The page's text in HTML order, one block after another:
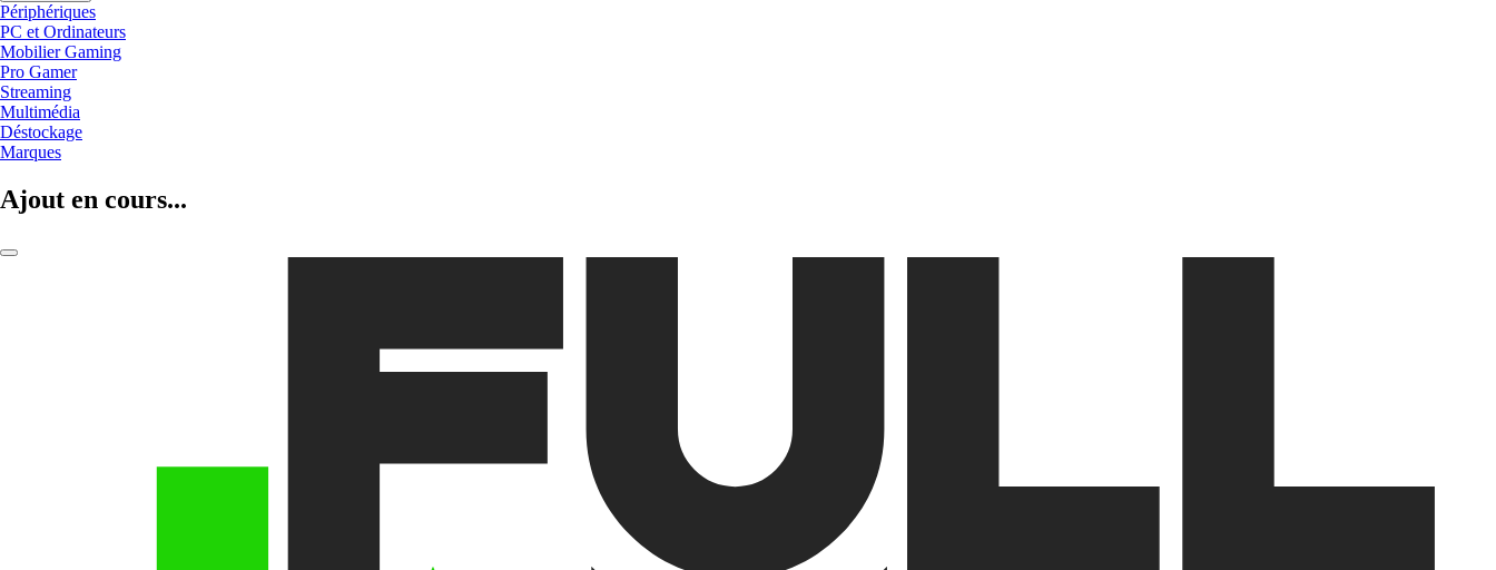
Périphériques
PC et Ordinateurs
Mobilier Gaming
Pro Gamer
Streaming
Multimédia
Déstockage
Marques
Ajout en cours...